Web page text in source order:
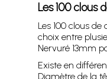
Les 100 clous
Les 100 clous
choix entre
Nervuré 13mm
Existe en
Diamètre de la